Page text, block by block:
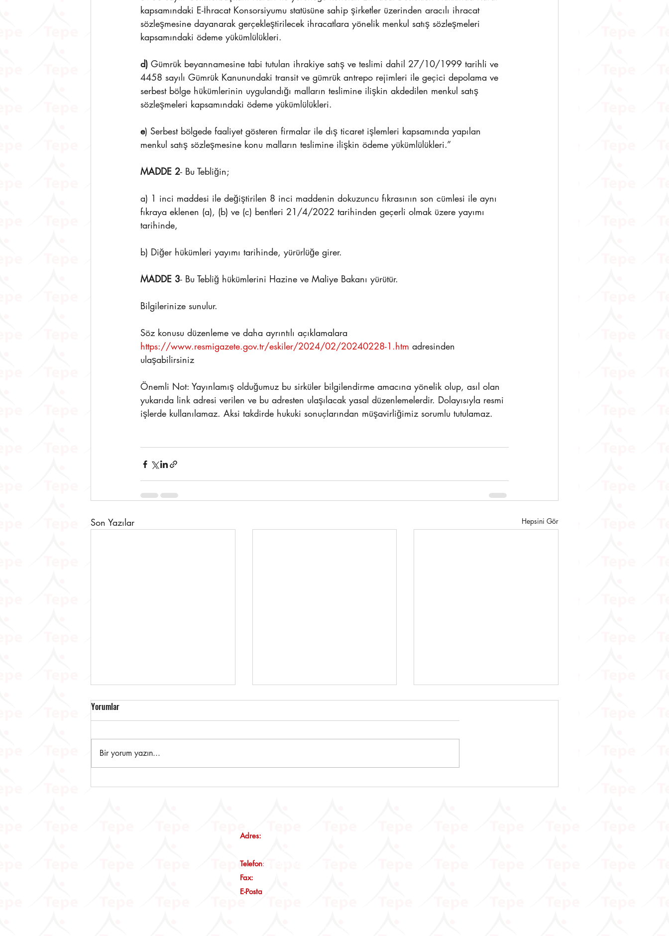
kapsamındaki E-İhracat Konsorsiyumu statüsüne sahip şirketler üzerinden aracılı ihracat
sözleşmesine dayanarak gerçekleştirilecek ihracatlara yönelik menkul satış sözleşmeleri
kapsamındaki ödeme yükümlülükleri.
d) Gümrük beyannamesine tabi tutulan ihrakiye satış ve teslimi dahil 27/10/1999 tarihli ve
4458 sayılı Gümrük Kanunundaki transit ve gümrük antrepo rejimleri ile geçici depolama ve
serbest bölge hükümlerinin uygulandığı malların teslimine ilişkin akdedilen menkul satış
sözleşmeleri kapsamındaki ödeme yükümlülükleri.
e) Serbest bölgede faaliyet gösteren firmalar ile dış ticaret işlemleri kapsamında yapılan
menkul satış sözleşmesine konu malların teslimine ilişkin ödeme yükümlülükleri.”
MADDE 2- Bu Tebliğin;
a) 1 inci maddesi ile değiştirilen 8 inci maddenin dokuzuncu fıkrasının son cümlesi ile aynı
fıkraya eklenen (a), (b) ve (c) bentleri 21/4/2022 tarihinden geçerli olmak üzere yayımı
tarihinde,
b) Diğer hükümleri yayımı tarihinde, yürürlüğe girer.
MADDE 3- Bu Tebliğ hükümlerini Hazine ve Maliye Bakanı yürütür.
Bilgilerinize sunulur.
Söz konusu düzenleme ve daha ayrıntılı açıklamalara
https://www.resmigazete.gov.tr/eskiler/2024/02/20240228-1.htm adresinden
ulaşabilirsiniz
Önemli Not: Yayınlamış olduğumuz bu sirküler bilgilendirme amacına yönelik olup, asıl olan
yukarıda link adresi verilen ve bu adresten ulaşılacak yasal düzenlemelerdir. Dolayısıyla resmi
işlerde kullanılamaz. Aksi takdirde hukuki sonuçlarından müşavirliğimiz sorumlu tutulamaz.
Son Yazılar Hepsini Gör
ÖTV3A, ÖTV3C VE ÖTV4
Emlak Vergisi Kanunu Genel
Muhtasar ve Prim Hizmet
Yorumlar
Bir yorum yazın...
Adres:
Telefon:
Fax:
E-Posta